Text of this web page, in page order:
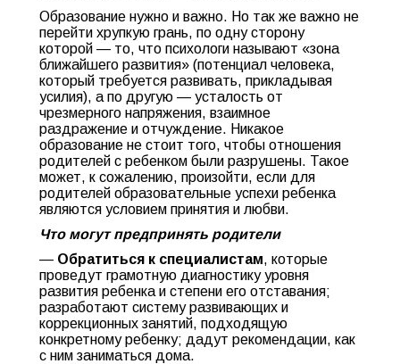
Образование нужно и важно. Но так же важно не
перейти хрупкую грань, по одну сторону
которой — то, что психологи называют «зона
ближайшего развития» (потенциал человека,
который требуется развивать, прикладывая
усилия), а по другую — усталость от
чрезмерного напряжения, взаимное
раздражение и отчуждение. Никакое
образование не стоит того, чтобы отношения
родителей с ребенком были разрушены. Такое
может, к сожалению, произойти, если для
родителей образовательные успехи ребенка
являются условием принятия и любви.
Что могут предпринять родители
— Обратиться к специалистам, которые
проведут грамотную диагностику уровня
развития ребенка и степени его отставания;
разработают систему развивающих и
коррекционных занятий, подходящую
конкретному ребенку; дадут рекомендации, как
с ним заниматься дома.